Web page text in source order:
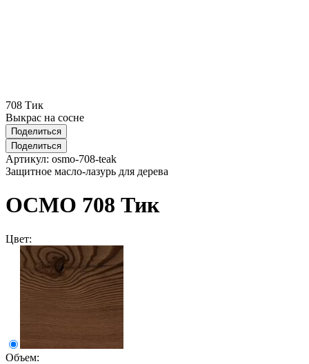
708 Тик
Выкрас на сосне
Поделиться
Поделиться
Артикул: osmo-708-teak
Защитное масло-лазурь для дерева
ОСМО 708 Тик
Цвет:
Объем: